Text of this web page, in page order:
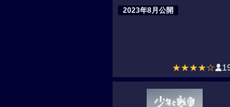
2023年8月公開
★★★★☆